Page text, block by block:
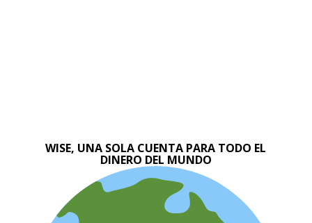
WISE, UNA SOLA CUENTA PARA TODO EL
DINERO DEL MUNDO